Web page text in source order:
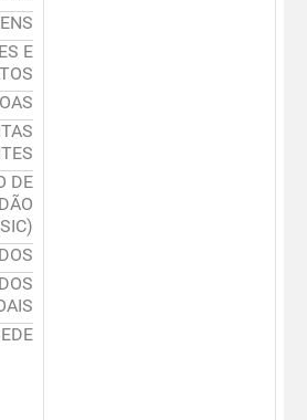
E
DE